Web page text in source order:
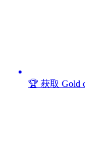
🏆 获取 Gold